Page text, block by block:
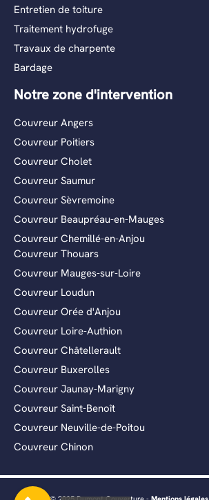
Entretien de toiture
Traitement hydrofuge
Travaux de charpente
Bardage
Notre zone d'intervention
Couvreur Angers
Couvreur Poitiers
Couvreur Cholet
Couvreur Saumur
Couvreur Sèvremoine
Couvreur Beaupréau-en-Mauges
Couvreur Chemillé-en-Anjou
Couvreur Thouars
Couvreur Mauges-sur-Loire
Couvreur Loudun
Couvreur Orée d'Anjou
Couvreur Loire-Authion
Couvreur Châtellerault
Couvreur Buxerolles
Couvreur Jaunay-Marigny
Couvreur Saint-Benoît
Couvreur Neuville-de-Poitou
Couvreur Chinon